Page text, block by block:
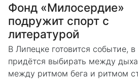
Фонд «Милосердие»
подружит спорт с
литературой
В Липецке готовится событие,
придётся выбирать между
между ритмом бега и ритмом